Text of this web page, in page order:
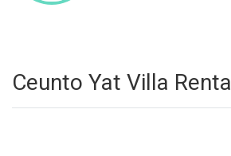
Ceunto Yat Villa Rental